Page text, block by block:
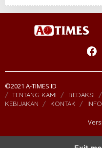
©2021 A-TIMES.ID
TENTANG KAMI REDAKSI
KEBIJAKAN
KONTAK